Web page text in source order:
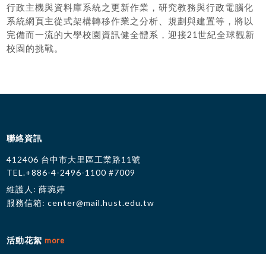
行政主機與資料庫系統之更新作業，研究教務與行政電腦化
系統網頁主從式架構轉移作業之分析、規劃與建置等，將以
完備而一流的大學校園資訊健全體系，迎接21世紀全球觀新
校園的挑戰。
聯絡資訊
412406 台中市大里區工業路11號
TEL.+886-4-2496-1100 #7009
維護人: 薛琬婷
服務信箱:center@mail.hust.edu.tw
活動花絮more